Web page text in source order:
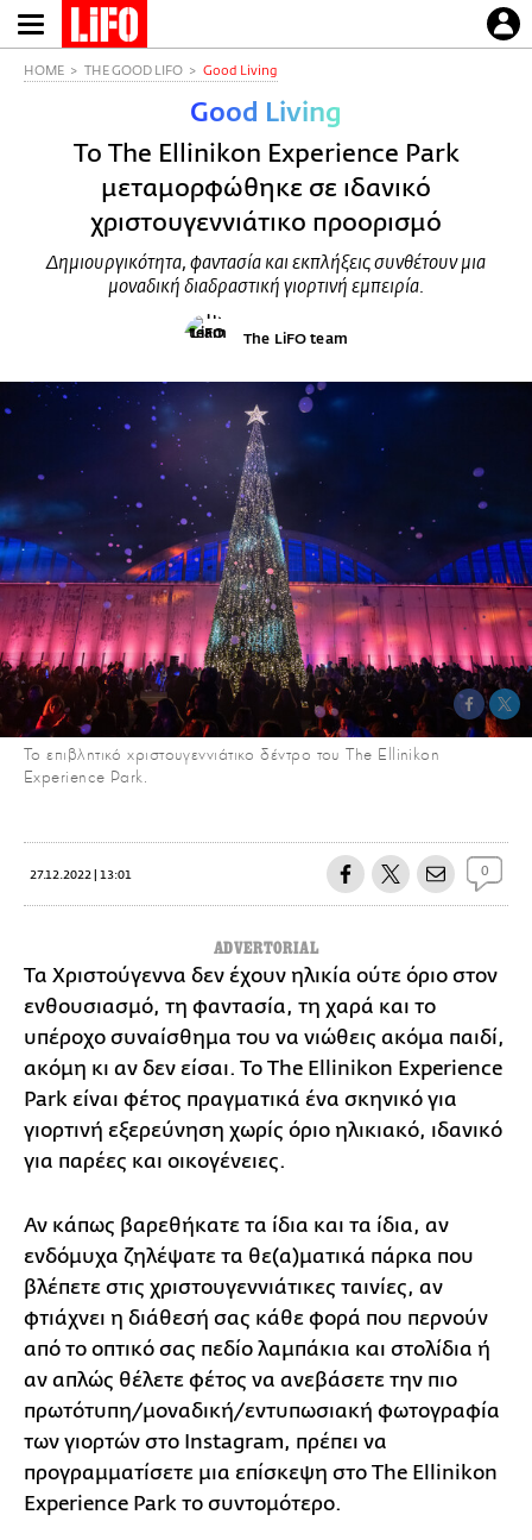
Παράκαμψη
προς
HOME THE GOOD LIFO Good Living
Good Living
Το The Ellinikon Experience Park
μεταμορφώθηκε σε ιδανικό
χριστουγεννιάτικο προορισμό
Δημιουργικότητα, φαντασία και εκπλήξεις συνθέτουν μια
μοναδική διαδραστική γιορτινή εμπειρία.
The LiFO team
Το επιβλητικό χριστουγεννιάτικο δέντρο του The Ellinikon
Experience Park.
27.12.2022 | 13:01 0
ADVERTORIAL
Τα Χριστούγεννα δεν έχουν ηλικία ούτε όριο στον
ενθουσιασμό, τη φαντασία, τη χαρά και το
υπέροχο συναίσθημα του να νιώθεις ακόμα παιδί,
ακόμη κι αν δεν είσαι. Το The Ellinikon Experience
Park είναι φέτος πραγματικά ένα σκηνικό για
γιορτινή εξερεύνηση χωρίς όριο ηλικιακό, ιδανικό
για παρέες και οικογένειες.
Αν κάπως βαρεθήκατε τα ίδια και τα ίδια, αν
ενδόμυχα ζηλέψατε τα θε(α)ματικά πάρκα που
βλέπετε στις χριστουγεννιάτικες ταινίες, αν
φτιάχνει η διάθεσή σας κάθε φορά που περνούν
από το οπτικό σας πεδίο λαμπάκια και στολίδια ή
αν απλώς θέλετε φέτος να ανεβάσετε την πιο
πρωτότυπη/μοναδική/εντυπωσιακή φωτογραφία
των γιορτών στο Instagram, πρέπει να
προγραμματίσετε μια επίσκεψη στο The Ellinikon
Experience Park το συντομότερο.